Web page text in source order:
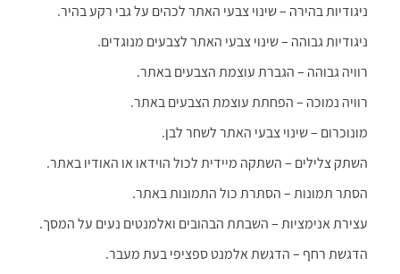
ניגודיות בהירה – שינוי צבעי האתר לכהים על גבי רקע בהיר.
ניגודיות גבוהה – שינוי צבעי האתר לצבעים מנוגדים.
רוויה גבוהה – הגברת עוצמת הצבעים באתר.
רוויה נמוכה – הפחתת עוצמת הצבעים באתר.
מונוכרום – שינוי צבעי האתר לשחר לבן.
השתק צלילים – השתקה מיידית לכול הוידאו או האודיו באתר.
הסתר תמונות – הסתרת כול התמונות באתר.
עצירת אנימציות – השבתת הבהובים ואלמנטים נעים על המסך.
הדגשת רחף – הדגשת אלמנט ספציפי בעת מעבר.